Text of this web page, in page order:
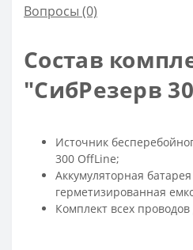
Вопросы (0)
Состав
"СибРезерв
Источник
300 OffLine;
Аккумуляторная батарея
герметизированная
Комплект всех